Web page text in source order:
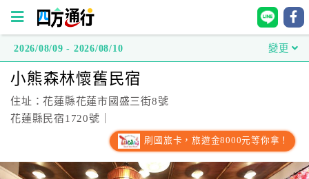
方
通
行
2026/08/09 - 2026/08/10 變更
小熊森林懷舊民宿
住址：花蓮縣花蓮市國盛三街8號
花蓮縣民宿1720號｜
刷國旅卡，旅遊金8000元等你拿！